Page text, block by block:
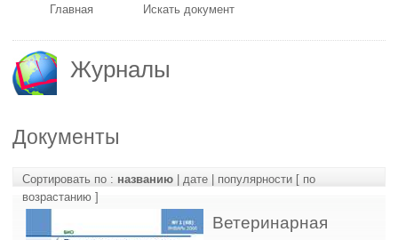
Главная Искать документ
Журналы
Документы
Сортировать по : названию | дате | популярности [ по
возрастанию ]
Ветеринарная